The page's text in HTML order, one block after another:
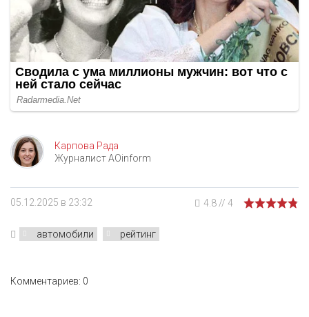
Карпова Рада
Журналист AOinform
05.12.2025 в 23:32 4.8 // 4
автомобили рейтинг
Комментариев: 0